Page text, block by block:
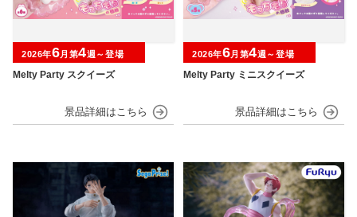
Melty Party スクイーズ
2026年6月第4週～登場
Melty Party ミニスクイーズ
2026年6月第4週～登場